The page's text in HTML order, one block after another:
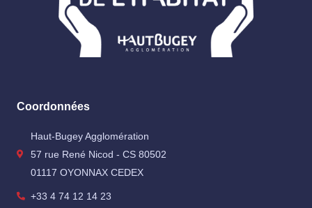
Coordonnées
Haut-Bugey Agglomération
57 rue René Nicod - CS 80502
01117 OYONNAX CEDEX
+33 4 74 12 14 23